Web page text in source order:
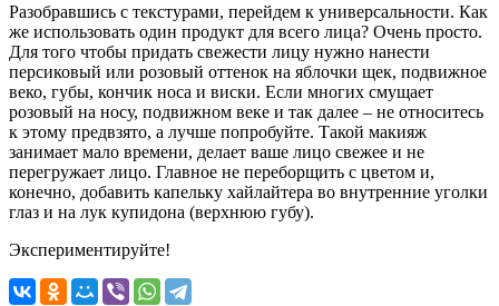
Разобравшись с текстурами, перейдем к универсальности. Как
же использовать один продукт для всего лица? Очень просто.
Для того чтобы придать свежести лицу нужно нанести
персиковый или розовый оттенок на яблочки щек, подвижное
веко, губы, кончик носа и виски. Если многих смущает
розовый на носу, подвижном веке и так далее – не относитесь
к этому предвзято, а лучше попробуйте. Такой макияж
занимает мало времени, делает ваше лицо свежее и не
перегружает лицо. Главное не переборщить с цветом и,
конечно, добавить капельку хайлайтера во внутренние уголки
глаз и на лук купидона (верхнюю губу).
Экспериментируйте!